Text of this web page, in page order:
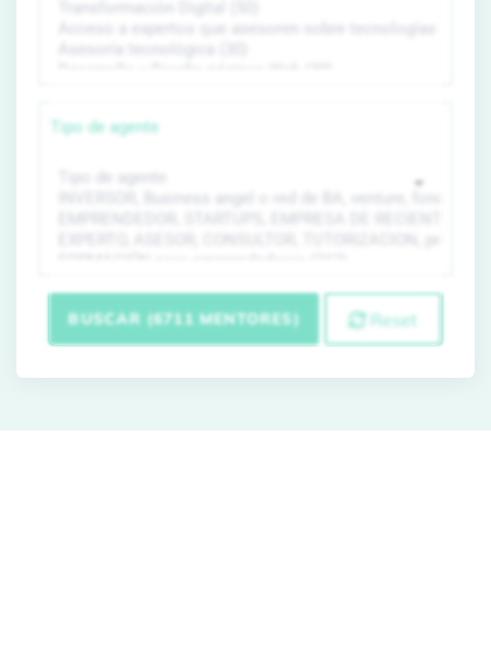
Tipo de agente
BUSCAR (6711 MENTORES) Reset